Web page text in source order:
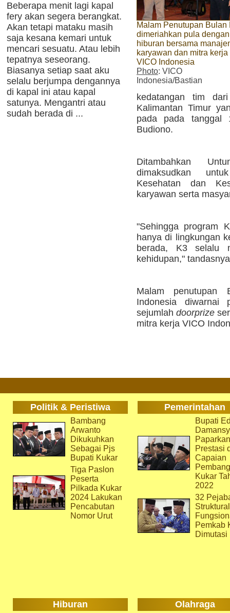
Beberapa menit lagi kapal
fery akan segera berangkat.
Akan tetapi mataku masih
saja kesana kemari untuk
mencari sesuatu. Atau lebih
tepatnya seseorang.
Biasanya setiap saat aku
selalu berjumpa dengannya
di kapal ini atau kapal
satunya. Mengantri atau
sudah berada di ...
Malam Penutupan Bulan
dimeriahkan pula dengan
hiburan bersama
karyawan dan mitra kerja
VICO Indonesia
Photo: VICO
Indonesia/Bastian
kedatangan tim
Kalimantan Timur
pada pada tanggal
Budiono.
Ditambahkan
dimaksudkan
Kesehatan dan
karyawan serta
"Sehingga program
hanya di lingkungan
berada, K3 selalu
kehidupan,"
Malam
Indonesia diwarnai
sejumlahdoorprize
mitra kerja VICO
Politik & Peristiwa Pemerintahan
Bambang
Arwanto
Dikukuhkan
Sebagai Pjs
Bupati Kukar
Tiga Paslon
Peserta
Pilkada Kukar
2024 Lakukan
Pencabutan
Nomor Urut
Bupati
Paparkan
Prestasi
Capaian
Kukar
2022
32
Pemkab
Dimutasi
Hiburan Olahraga